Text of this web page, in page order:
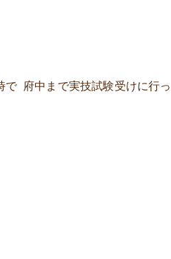
府中まで実技試験受けに行っ